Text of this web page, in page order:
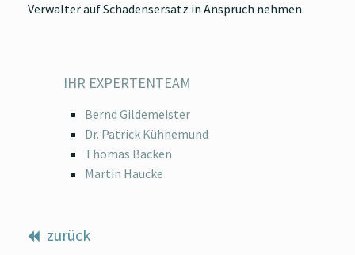
Verwalter auf Schadensersatz in Anspruch nehmen.
IHR EXPERTENTEAM
Bernd Gildemeister
Dr. Patrick Kühnemund
Thomas Backen
Martin Haucke
zurück